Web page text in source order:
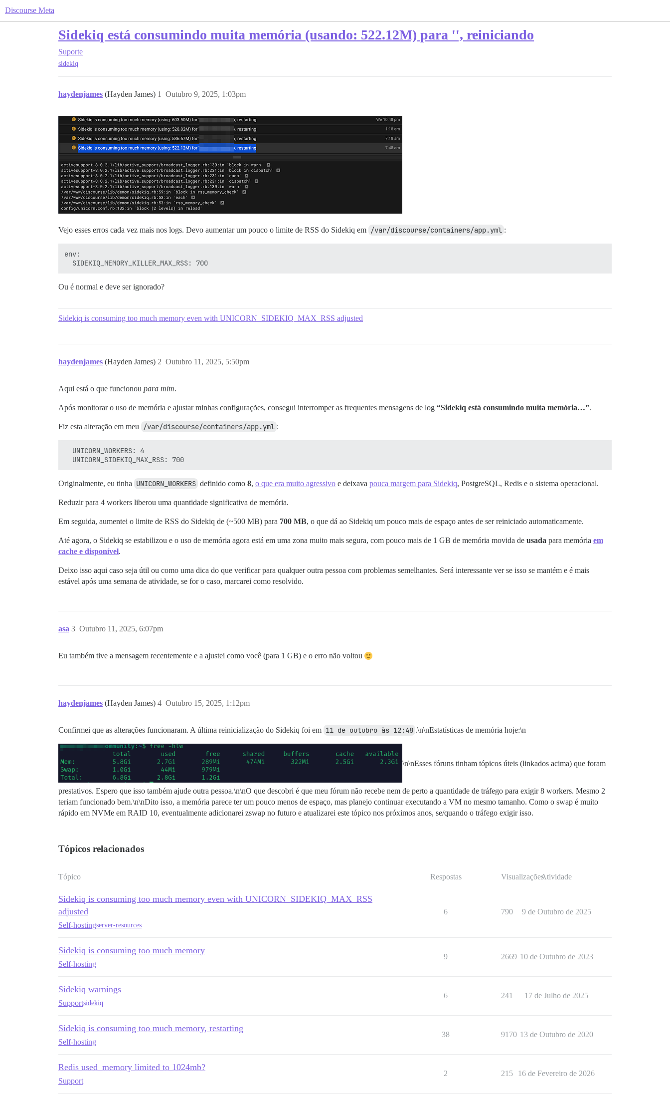
Discourse Meta
Sidekiq está consumindo muita memória (usando: 522.12M) para '', reiniciando
Suporte
sidekiq
haydenjames (Hayden James) Outubro 9, 2025, 1:03pm
1
Vejo esses erros cada vez mais nos logs. Devo aumentar um pouco o limite de RSS do Sidekiq em /var/discourse/containers/app.yml :
env:
Ou é normal e deve ser ignorado?
Sidekiq is consuming too much memory even with UNICORN_SIDEKIQ_MAX_RSS adjusted
haydenjames (Hayden James) Outubro 11, 2025, 5:50pm
2
Aqui está o que funcionou para mim.
Após monitorar o uso de memória e ajustar minhas configurações, consegui interromper as frequentes mensagens de log “Sidekiq está consumindo muita memória…”.
Fiz esta alteração em meu /var/discourse/containers/app.yml :
  UNICORN_WORKERS: 4
Originalmente, eu tinha UNICORN_WORKERS definido como 8, o que era muito agressivo e deixava pouca margem para Sidekiq, PostgreSQL, Redis e o sistema operacional.
Reduzir para 4 workers liberou uma quantidade significativa de memória.
Em seguida, aumentei o limite de RSS do Sidekiq de (~500 MB) para 700 MB, o que dá ao Sidekiq um pouco mais de espaço antes de ser reiniciado automaticamente.
Até agora, o Sidekiq se estabilizou e o uso de memória agora está em uma zona muito mais segura, com pouco mais de 1 GB de memória movida de usada para memória em
cache e disponível.
Deixo isso aqui caso seja útil ou como uma dica do que verificar para qualquer outra pessoa com problemas semelhantes. Será interessante ver se isso se mantém e é mais
estável após uma semana de atividade, se for o caso, marcarei como resolvido.
asa Outubro 11, 2025, 6:07pm
3
Eu também tive a mensagem recentemente e a ajustei como você (para 1 GB) e o erro não voltou
haydenjames (Hayden James) Outubro 15, 2025, 1:12pm
4
Confirmei que as alterações funcionaram. A última reinicialização do Sidekiq foi em 11 de outubro às 12:48 .\n\nEstatísticas de memória hoje:\n
\n\nEsses fóruns tinham tópicos úteis (linkados acima) que foram
prestativos. Espero que isso também ajude outra pessoa.\n\nO que descobri é que meu fórum não recebe nem de perto a quantidade de tráfego para exigir 8 workers. Mesmo 2
teriam funcionado bem.\n\nDito isso, a memória parece ter um pouco menos de espaço, mas planejo continuar executando a VM no mesmo tamanho. Como o swap é muito
rápido em NVMe em RAID 10, eventualmente adicionarei zswap no futuro e atualizarei este tópico nos próximos anos, se/quando o tráfego exigir isso.
Tópicos relacionados
Tópico Respostas VisualizaçõesAtividade
Sidekiq is consuming too much memory even with UNICORN_SIDEKIQ_MAX_RSS
adjusted
Self-hostingserver-resources
6 790 9 de Outubro de 2025
Sidekiq is consuming too much memory
Self-hosting
9 2669 10 de Outubro de 2023
Sidekiq warnings
Supportsidekiq
6 241 17 de Julho de 2025
Sidekiq is consuming too much memory, restarting
Self-hosting
38 9170 13 de Outubro de 2020
Redis used_memory limited to 1024mb?
Support
2 215 16 de Fevereiro de 2026